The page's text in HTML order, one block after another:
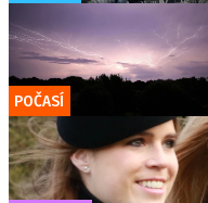
POČASÍ